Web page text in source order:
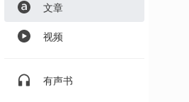
文章
视频
有声书